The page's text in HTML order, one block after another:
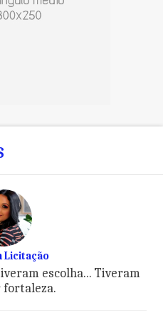
Licitação
escolha... Tiveram